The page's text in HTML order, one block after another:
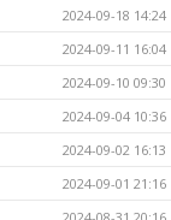
2024-09-18 14:24
2024-09-11 16:04
2024-09-10 09:30
2024-09-04 10:36
2024-09-02 16:13
2024-09-01 21:16